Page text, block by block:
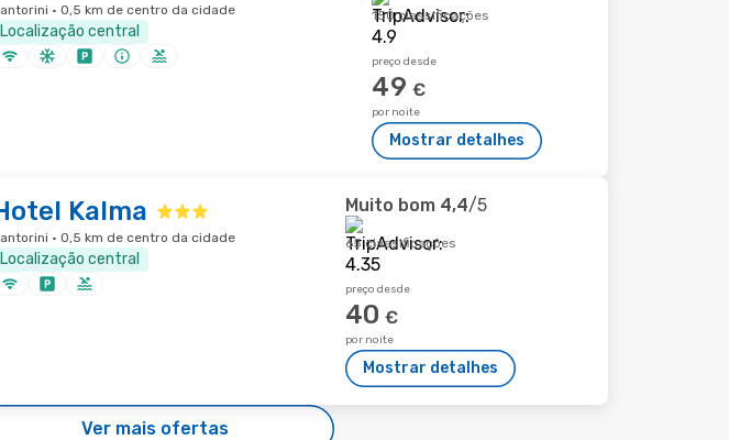
· 0,5 km de centro da cidade
Localização central
150 classificações
preço desde
49 €
por noite
Mostrar detalhes
Kalma
· 0,5 km de centro da cidade
Localização central
Muito bom 4,4/5
65 classificações
preço desde
40 €
por noite
Mostrar detalhes
Ver mais ofertas